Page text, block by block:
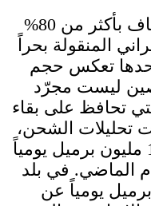
ففي العام 2025، انتهى المطاف بأكثر من 80%
المنقولة بحراً
تعكس حجم
ليست مجرّد
تحافظ على بقاء
تحليلات الشحن،
اشترت الصين ما معدّله 1,38 مليون برميل يومياً
الماضي. في بلد
ملايين برميل يومياً عن